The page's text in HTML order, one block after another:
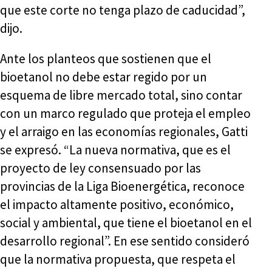
que este corte no tenga plazo de caducidad”,
dijo.
Ante los planteos que sostienen que el
bioetanol no debe estar regido por un
esquema de libre mercado total, sino contar
con un marco regulado que proteja el empleo
y el arraigo en las economías regionales, Gatti
se expresó. “La nueva normativa, que es el
proyecto de ley consensuado por las
provincias de la Liga Bioenergética, reconoce
el impacto altamente positivo, económico,
social y ambiental, que tiene el bioetanol en el
desarrollo regional”. En ese sentido consideró
que la normativa propuesta, que respeta el